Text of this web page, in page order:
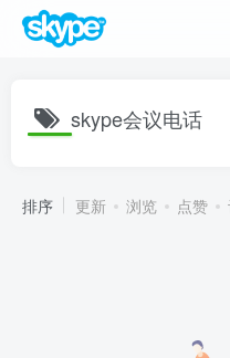
skype会议电话
排序 更新 浏览 点赞